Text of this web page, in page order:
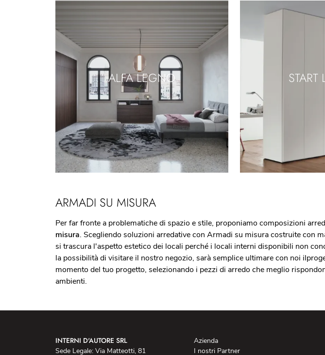
ALFA LEGNO START
ARMADI SU MISURA
Per far fronte a problematiche di spazio e stile, proponiamo composizioni
misura. Scegliendo soluzioni arredative con Armadi su misura costruite con
si trascura l'aspetto estetico dei locali perché i locali interni disponibili non
la possibilità di visitare il nostro negozio, sarà semplice ultimare con noi
momento del tuo progetto, selezionando i pezzi di arredo che meglio
ambienti.
INTERNI D'AUTORE SRL
Sede Legale: Via Matteotti, 81
Azienda
I nostri Partner